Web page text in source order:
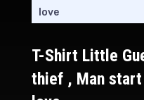
love
T-Shirt Little
thief , Man